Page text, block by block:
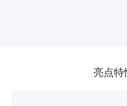
亮点特